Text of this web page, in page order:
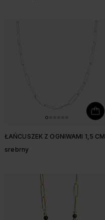
ŁAŃCUSZEK Z OGNIWAMI 1,5 CM
srebrny